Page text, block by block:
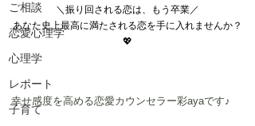
ご相談
恋愛心理学
心理学
レポート
子育て
＼振り回される恋は、もう卒業／
あなた史上最高に満たされる恋を手に入れませんか？
💖
幸せ感度を高める恋愛カウンセラー彩ayaです♪